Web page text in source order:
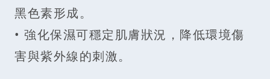
黑色素形成。
• 強化保濕可穩定肌膚狀況，降低環境傷
害與紫外線的刺激。